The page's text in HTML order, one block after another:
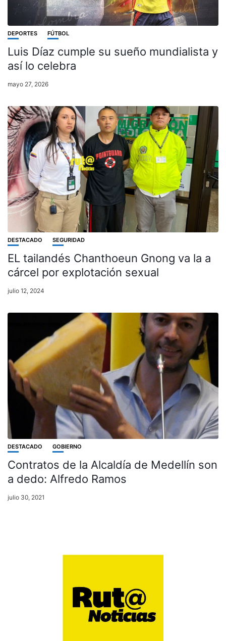
DEPORTES FÚTBOL
Luis Díaz cumple su sueño mundialista y
así lo celebra
mayo 27, 2026
DESTACADO SEGURIDAD
EL tailandés Chanthoeun Gnong va la a
cárcel por explotación sexual
julio 12, 2024
DESTACADO GOBIERNO
Contratos de la Alcaldía de Medellín son
a dedo: Alfredo Ramos
julio 30, 2021